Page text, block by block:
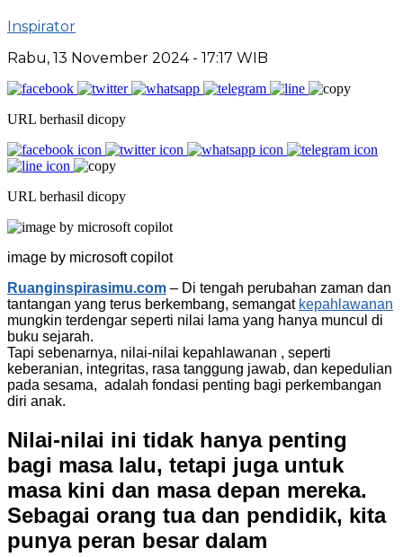
Inspirator
Rabu, 13 November 2024 - 17:17 WIB
URL berhasil dicopy
URL berhasil dicopy
image by microsoft copilot
Ruanginspirasimu.com – Di tengah perubahan zaman dan
tantangan yang terus berkembang, semangat kepahlawanan
mungkin terdengar seperti nilai lama yang hanya muncul di
buku sejarah.
Tapi sebenarnya, nilai-nilai kepahlawanan , seperti
keberanian, integritas, rasa tanggung jawab, dan kepedulian
pada sesama, adalah fondasi penting bagi perkembangan
diri anak.
Nilai-nilai ini tidak hanya penting
bagi masa lalu, tetapi juga untuk
masa kini dan masa depan mereka.
Sebagai orang tua dan pendidik, kita
punya peran besar dalam